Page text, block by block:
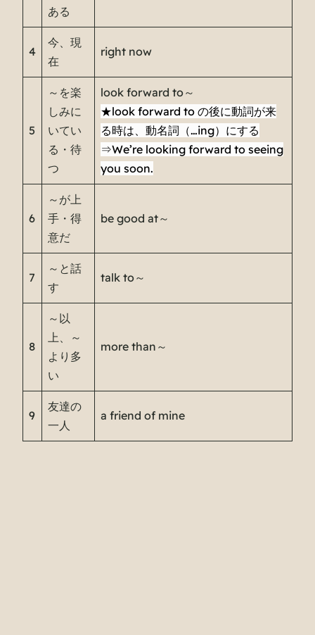
ある
4
今、現
在
right now
5
～を楽
しみに
いてい
る・待
つ
look forward to～
★look forward to の後に動詞が来
る時は、動名詞（…ing）にする
⇒We’re looking forward to seeing
you soon.
6
～が上
手・得
意だ
be good at～
7
～と話
す
talk to～
8
～以
上、～
より多
い
more than～
9
友達の
一人
a friend of mine